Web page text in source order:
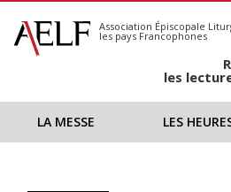
S'abonner
Calendrier
Association Épiscopale
les pays Francophones
les
LA MESSE LES